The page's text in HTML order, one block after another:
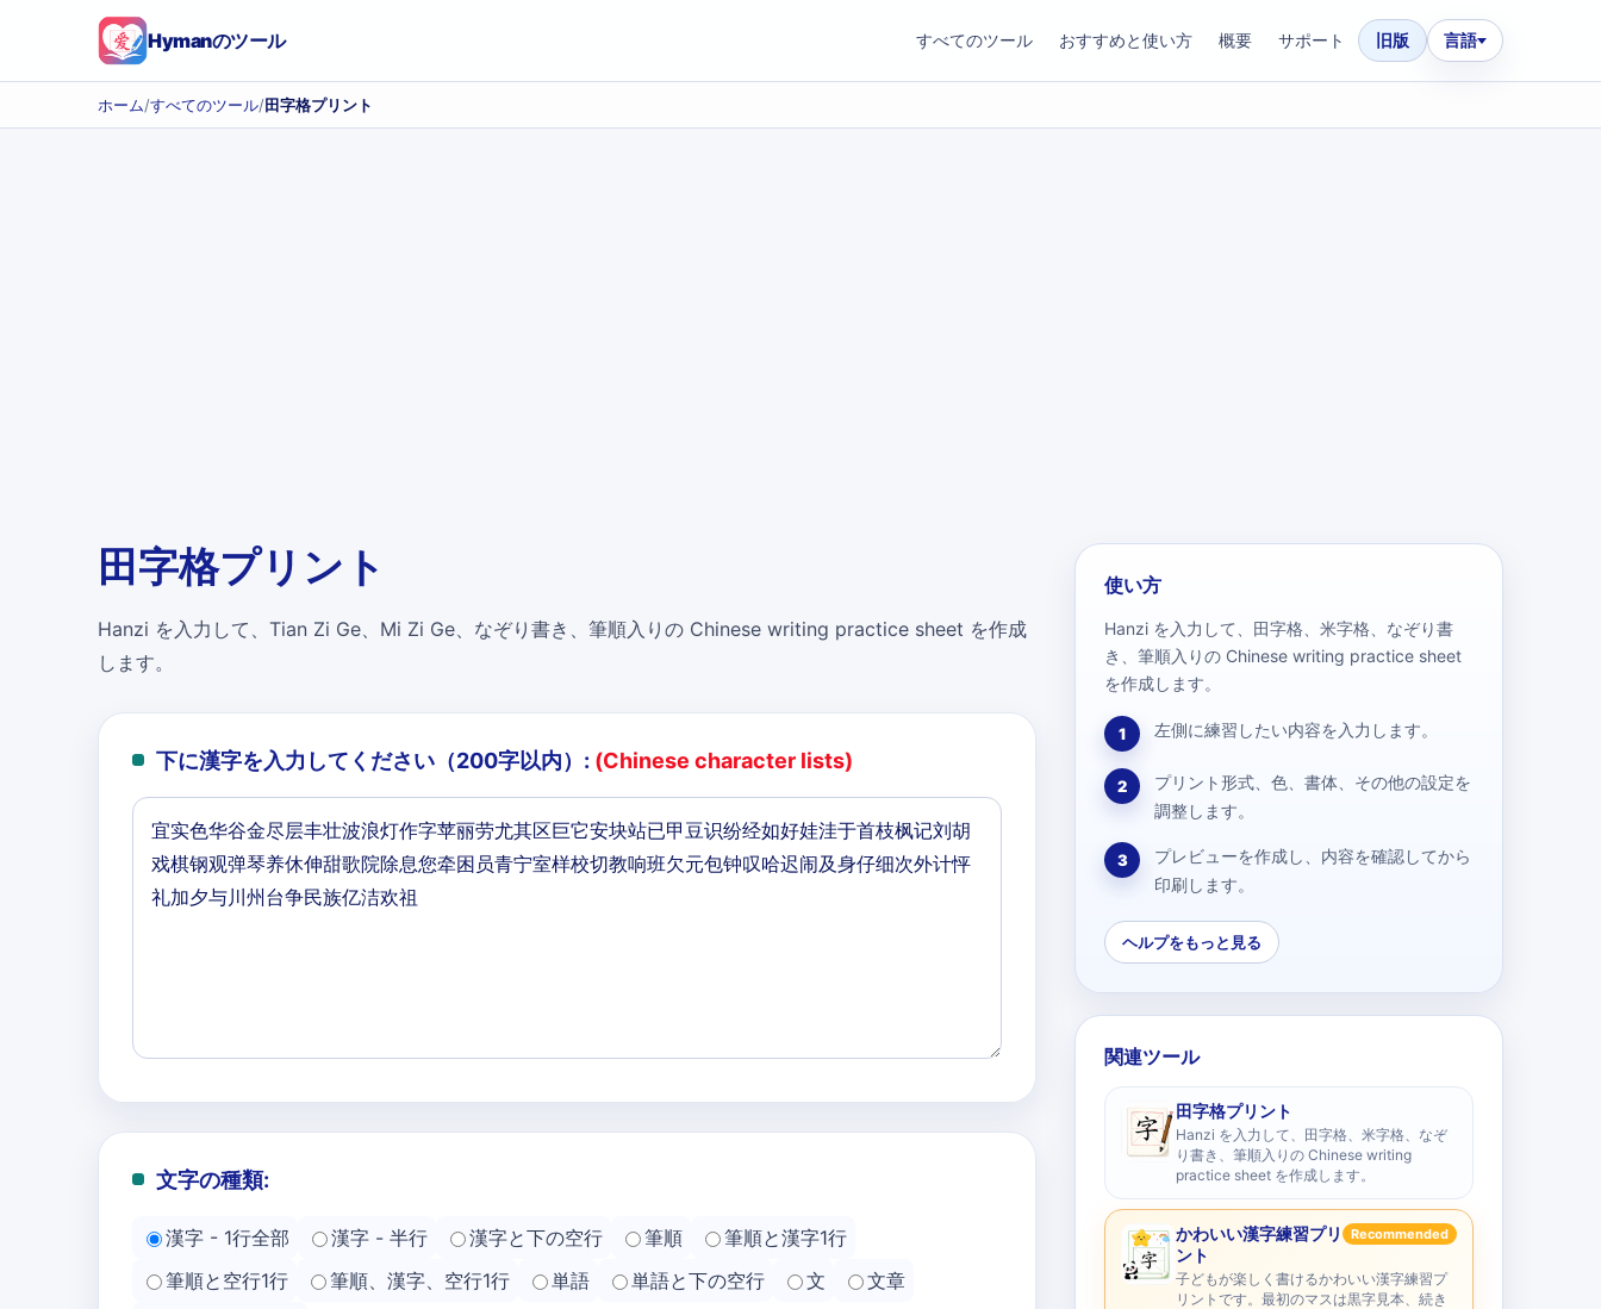
Hymanのツール すべてのツール おすすめと使い方 概要 サポート 旧版 言語
ホーム/すべてのツール/田字格プリント
田字格プリント
Hanzi を入力して、Tian Zi Ge、Mi Zi Ge、なぞり書き、筆順入りの Chinese writing practice sheet を作成
します。
下に漢字を入力してください（200字以内）: (Chinese character lists)
文字の種類:
漢字 - 1行全部 漢字 - 半行 漢字と下の空行 筆順
筆順と漢字1行
筆順と空行1行
筆順、漢字、空行1行 単語 単語と下の空行 文
文章
使い方
Hanzi を入力して、田字格、米字格、なぞり書
き、筆順入りの Chinese writing practice sheet
を作成します。
1 左側に練習したい内容を入力します。
2
プリント形式、色、書体、その他の設定を
調整します。
3
プレビューを作成し、内容を確認してから
印刷します。
ヘルプをもっと見る
関連ツール
田字格プリント
Hanzi を入力して、田字格、米字格、なぞ
り書き、筆順入りの Chinese writing
practice sheet を作成します。
かわいい漢字練習プリ
ント
Recommended
子どもが楽しく書けるかわいい漢字練習プ
リントです。最初のマスは黒字見本、続き